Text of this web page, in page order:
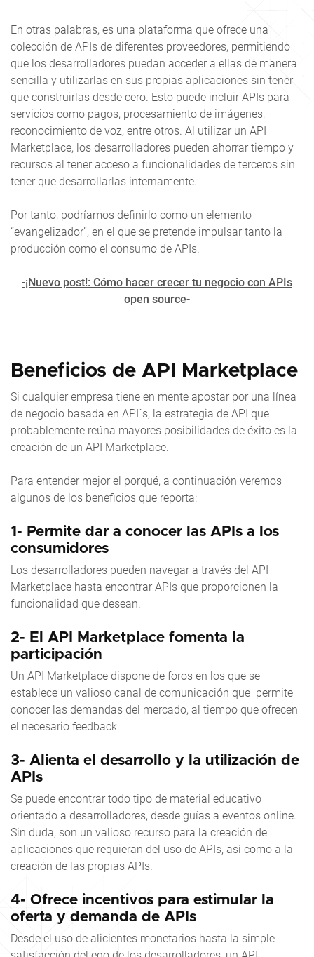
En otras palabras, es una plataforma que ofrece una
colección de APIs de diferentes proveedores, permitiendo
que los desarrolladores puedan acceder a ellas de manera
sencilla y utilizarlas en sus propias aplicaciones sin tener
que construirlas desde cero. Esto puede incluir APIs para
servicios como pagos, procesamiento de imágenes,
reconocimiento de voz, entre otros. Al utilizar un API
Marketplace, los desarrolladores pueden ahorrar tiempo y
recursos al tener acceso a funcionalidades de terceros sin
tener que desarrollarlas internamente.
Por tanto, podríamos definirlo como un elemento
“evangelizador”, en el que se pretende impulsar tanto la
producción como el consumo de APIs.
-¡Nuevo post!: Cómo hacer crecer tu negocio con APIs
open source-
Beneficios de API Marketplace
Si cualquier empresa tiene en mente apostar por una línea
de negocio basada en API´s, la estrategia de API que
probablemente reúna mayores posibilidades de éxito es la
creación de un API Marketplace.
Para entender mejor el porqué, a continuación veremos
algunos de los beneficios que reporta:
1- Permite dar a conocer las APIs a los
consumidores
Los desarrolladores pueden navegar a través del API
Marketplace hasta encontrar APIs que proporcionen la
funcionalidad que desean.
2- El API Marketplace fomenta la
participación
Un API Marketplace dispone de foros en los que se
establece un valioso canal de comunicación que permite
conocer las demandas del mercado, al tiempo que ofrecen
el necesario feedback.
3- Alienta el desarrollo y la utilización de
APIs
Se puede encontrar todo tipo de material educativo
orientado a desarrolladores, desde guías a eventos online.
Sin duda, son un valioso recurso para la creación de
aplicaciones que requieran del uso de APIs, así como a la
creación de las propias APIs.
4- Ofrece incentivos para estimular la
oferta y demanda de APIs
Desde el uso de alicientes monetarios hasta la simple